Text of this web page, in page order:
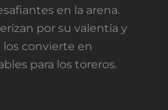
en la arena.
por su valentía y
los convierte en
para los toreros.